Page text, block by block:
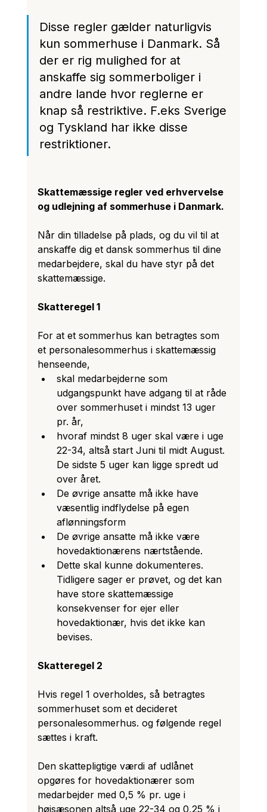
Disse regler gælder naturligvis
kun sommerhuse i Danmark. Så
der er rig mulighed for at
anskaffe sig sommerboliger i
andre lande hvor reglerne er
knap så restriktive. F.eks Sverige
og Tyskland har ikke disse
restriktioner.
Skattemæssige regler ved erhvervelse
og udlejning af sommerhuse i Danmark.
Når din tilladelse på plads, og du vil til at
anskaffe dig et dansk sommerhus til dine
medarbejdere, skal du have styr på det
skattemæssige.
Skatteregel 1
For at et sommerhus kan betragtes som
et personalesommerhus i skattemæssig
henseende,
skal medarbejderne som
udgangspunkt have adgang til at råde
over sommerhuset i mindst 13 uger
pr. år,
hvoraf mindst 8 uger skal være i uge
22-34, altså start Juni til midt August.
De sidste 5 uger kan ligge spredt ud
over året.
De øvrige ansatte må ikke have
væsentlig indflydelse på egen
aflønningsform
De øvrige ansatte må ikke være
hovedaktionærens nærtstående.
Dette skal kunne dokumenteres.
Tidligere sager er prøvet, og det kan
have store skattemæssige
konsekvenser for ejer eller
hovedaktionær, hvis det ikke kan
bevises.
Skatteregel 2
Hvis regel 1 overholdes, så betragtes
sommerhuset som et decideret
personalesommerhus. og følgende regel
sættes i kraft.
Den skattepligtige værdi af udlånet
opgøres for hovedaktionærer som
medarbejder med 0,5 % pr. uge i
højsæsonen altså uge 22-34 og 0,25 % i